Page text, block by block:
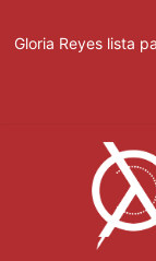
Gloria Reyes lista
Efemérides
Agente de la
desaparecida tras
Banreservas
República